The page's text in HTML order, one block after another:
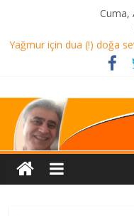
Cuma,
Yağmur için dua (!) doğa
ALMANYA’ DA AKŞAM
AMAN DİKKAT!
HELALLEŞME Mİ?